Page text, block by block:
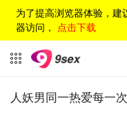
为了提高浏览器体验，建
器访问， 点击下载
人妖男同一热爱每一